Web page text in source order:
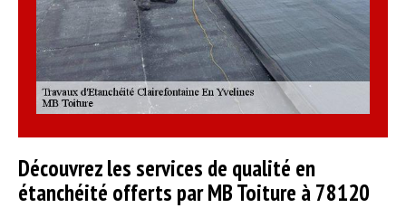
Découvrez les services de qualité en
étanchéité offerts par MB Toiture à 78120